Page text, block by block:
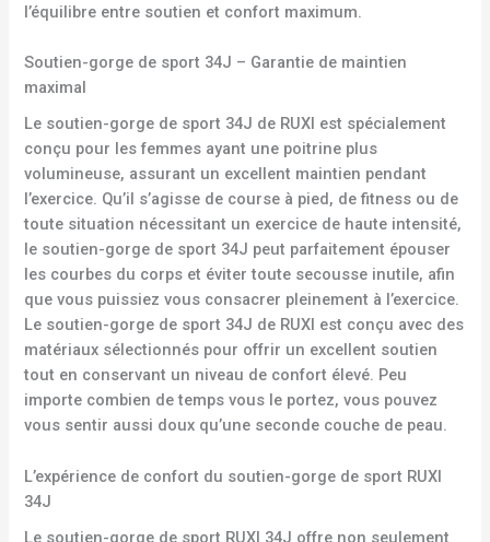
l’équilibre entre soutien et confort maximum.
Soutien-gorge de sport 34J – Garantie de maintien
maximal
Le soutien-gorge de sport 34J de RUXI est spécialement
conçu pour les femmes ayant une poitrine plus
volumineuse, assurant un excellent maintien pendant
l’exercice. Qu’il s’agisse de course à pied, de fitness ou de
toute situation nécessitant un exercice de haute intensité,
le soutien-gorge de sport 34J peut parfaitement épouser
les courbes du corps et éviter toute secousse inutile, afin
que vous puissiez vous consacrer pleinement à l’exercice.
Le soutien-gorge de sport 34J de RUXI est conçu avec des
matériaux sélectionnés pour offrir un excellent soutien
tout en conservant un niveau de confort élevé. Peu
importe combien de temps vous le portez, vous pouvez
vous sentir aussi doux qu’une seconde couche de peau.
L’expérience de confort du soutien-gorge de sport RUXI
34J
Le soutien-gorge de sport RUXI 34J offre non seulement